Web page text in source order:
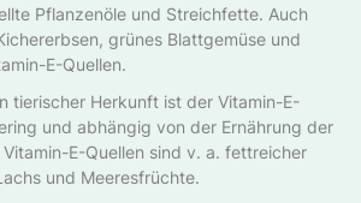
Pflanzenöle und Streichfette. Auch
grünes Blattgemüse und
E-Quellen.
tierischer Herkunft ist der Vitamin-E-
und abhängig von der Ernährung der
E-Quellen sind v. a. fettreicher
und Meeresfrüchte.